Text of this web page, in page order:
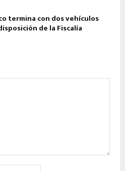
termina con dos vehículos
de la Fiscalía